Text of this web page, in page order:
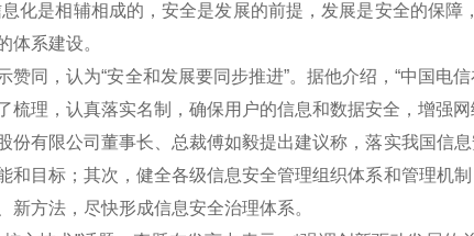
是相辅相成的，安全是发展的前提，发展是安全的保障
体系建设。
同，认为“安全和发展要同步推进”。据他介绍，“中国电
梳理，认真落实名制，确保用户的信息和数据安全，增强网
有限公司董事长、总裁傅如毅提出建议称，落实我国信息
和目标；其次，健全各级信息安全管理组织体系和管理机
新方法，尽快形成信息安全治理体系。